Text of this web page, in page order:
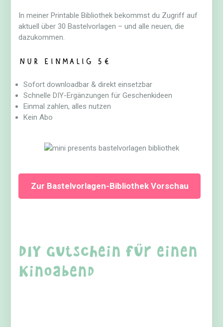
In meiner Printable Bibliothek bekommst du Zugriff auf
aktuell über 30 Bastelvorlagen – und alle neuen, die
dazukommen.
Nur einmalig 5€
Sofort downloadbar & direkt einsetzbar
Schnelle DIY-Ergänzungen für Geschenkideen
Einmal zahlen, alles nutzen
Kein Abo
Zur Bastelvorlagen-Bibliothek Vorschau
DIY Gutschein für einen
Kinoabend